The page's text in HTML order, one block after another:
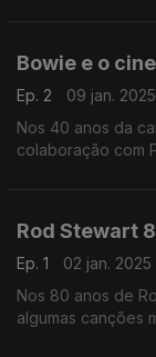
Bowie e o
Ep. 2
09 jan. 2025
Nos 40 anos da
colaboração com
Rod Stewart
Ep. 1
02 jan. 2025
Nos 80 anos de
algumas canções